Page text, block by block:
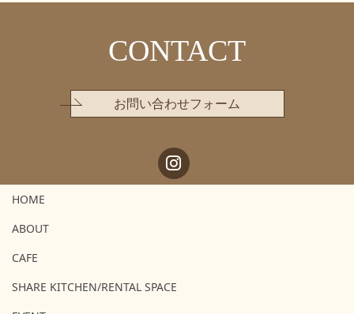
CONTACT
お問い合わせフォーム
HOME
ABOUT
CAFE
SHARE KITCHEN/RENTAL SPACE